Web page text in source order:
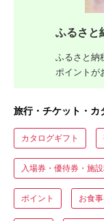
ふるさと
ふるさと納
ポイントが
旅行・チケット・カ
カタログギフト
入場券・優待券・施
ポイント お食